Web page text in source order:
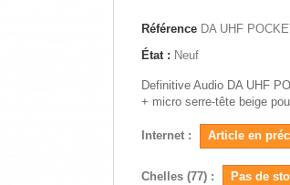
Référence DA UHF
État : Neuf
Definitive Audio DA UHF
+ micro serre-tête beige
Internet : Article en
Chelles (77) : Pas de